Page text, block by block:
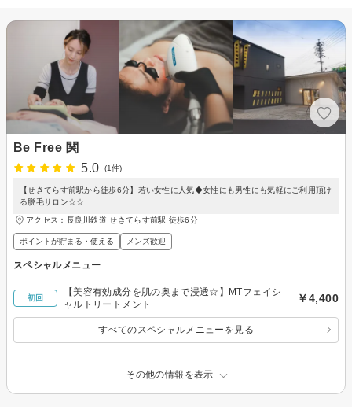
Be Free 関
5.0
(1件)
【せきてらす前駅から徒歩6分】若い女性に人気◆女性にも男性にも気軽にご利用頂け
る脱毛サロン☆☆
アクセス：長良川鉄道 せきてらす前駅 徒歩6分
ポイントが貯まる・使える メンズ歓迎
スペシャルメニュー
初回
【美容有効成分を肌の奥まで浸透☆】MTフェイシ
ャルトリートメント
￥4,400
すべてのスペシャルメニューを見る
その他の情報を表示